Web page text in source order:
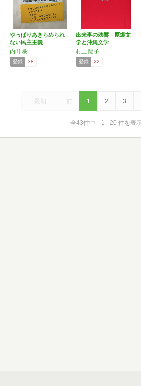
やっぱりあきらめられ
ない民主主義
内田 樹
登録 38
出来事の残響―原爆文
学と沖縄文学
村上 陽子
登録 22
最初 前 1 2 3
全43件中 1 - 20 件を表